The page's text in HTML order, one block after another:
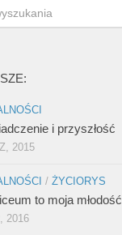
i przyszłość
2015
/ ŻYCIORYS
to moja młodość
2016